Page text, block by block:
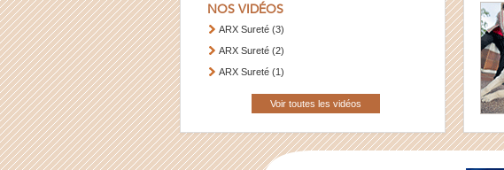
NOS VIDÉOS
ARX Sureté (3)
ARX Sureté (2)
ARX Sureté (1)
Voir toutes les vidéos